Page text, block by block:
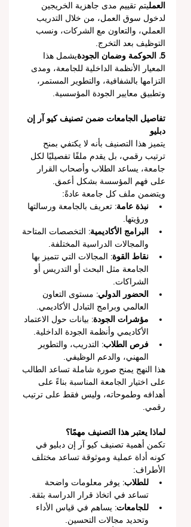
العمليتم تقييم مدى جاهزية الخريجين
لدخول سوق العمل، من خلال التدريب
العملي، والتعاون مع الشركات، ونسب
التوظيف بعد التخرج.
5. الحوكمة وضمان الجودة
يشمل هذا
المعيار الأنظمة الداخلية للجامعة، ومدى
التزامها بالشفافية، والتطوير المستمر،
وتطبيق معايير الجودة المؤسسية.
تفاصيل الجامعات ضمن تصنيف كيو آر إن
دبليو
يتميز هذا التصنيف بأنه لا يكتفي بمنح
ترتيب رقمي، بل يقدم ملفًا تفصيليًا لكل
جامعة، يساعد الطلاب وأصحاب القرار
على فهم المؤسسة بشكل أعمق.
ويتضمن ملف كل جامعة عادةً:
نبذة عامة: تعريف بالجامعة ورسالتها
ورؤيتها.
البرامج الأكاديمية: التخصصات المتاحة
والمجالات الدراسية المختلفة.
نقاط القوة: المجالات التي تتميز بها
الجامعة مثل البحث أو التدريس أو
الشراكات.
الحضور الدولي: مستوى التعاون
العالمي وبرامج التبادل الأكاديمي.
مؤشرات الجودة: بيانات حول الاعتماد
الأكاديمي وأنظمة الجودة الداخلية.
فرص الطلاب: التدريب، والتطوير
المهني، والدعم الوظيفي.
هذا النهج يمنح صورة شاملة تساعد الطالب
على اختيار الجامعة المناسبة بناءً على
أهدافه وطموحاته، وليس فقط على ترتيب
رقمي.
لماذا يعتبر هذا التصنيف مهمًا؟
تكمن أهمية تصنيف كيو آر إن دبليو في
كونه أداة عملية وموثوقة تساعد مختلف
الأطراف:
للطلاب: يوفر معلومات واضحة
تساعد في اتخاذ قرار الدراسة بثقة.
للجامعات: يساهم في قياس الأداء
وتحديد مجالات التحسين.